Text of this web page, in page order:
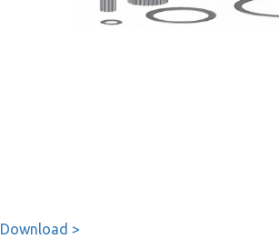
Download >